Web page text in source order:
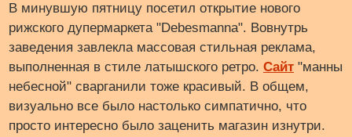
В минувшую пятницу посетил открытие нового
рижского дупермаркета "Debesmanna". Вовнутрь
заведения завлекла массовая стильная реклама,
выполненная в стиле латышского ретро. Сайт "манны
небесной" сварганили тоже красивый. В общем,
визуально все было настолько симпатично, что
просто интересно было заценить магазин изнутри.